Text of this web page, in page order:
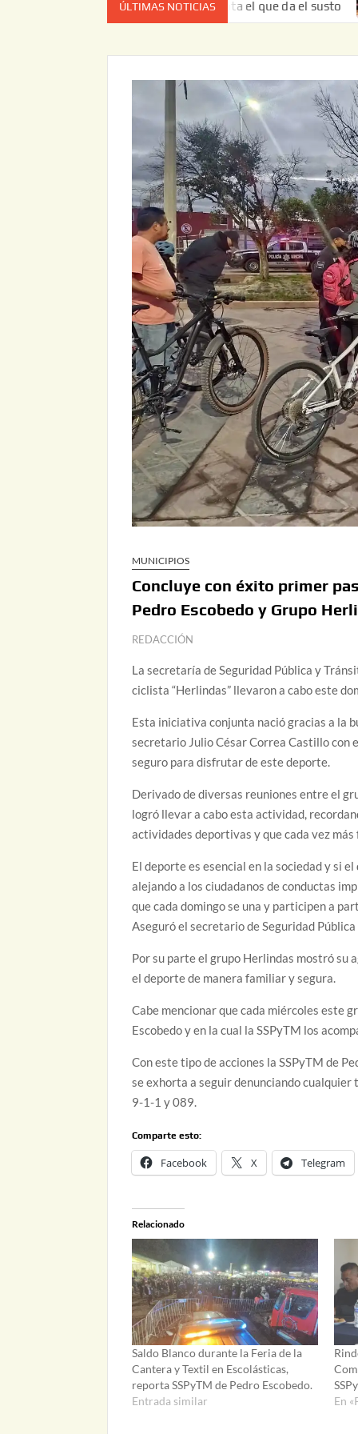
ÚLTIMAS NOTICIAS
no es el estado de cuenta el que da el susto
MUNICIPIOS
Concluye con éxito primer
Pedro Escobedo y Grupo
REDACCIÓN
La secretaría de Seguridad Pública y
ciclista “Herlindas” llevaron a cabo este
Esta iniciativa conjunta nació gracias a la
secretario Julio César Correa Castillo con
seguro para disfrutar de este deporte.
Derivado de diversas reuniones entre el
logró llevar a cabo esta actividad,
actividades deportivas y que cada vez
El deporte es esencial en la sociedad y si
alejando a los ciudadanos de conductas
que cada domingo se una y participen a
Aseguró el secretario de Seguridad
Por su parte el grupo Herlindas mostró su
el deporte de manera familiar y segura.
Cabe mencionar que cada miércoles este
Escobedo y en la cual la SSPyTM los
Con este tipo de acciones la SSPyTM de
se exhorta a seguir denunciando
9-1-1 y 089.
Comparte esto:
Facebook X Telegram
Relacionado
Saldo Blanco durante la Feria de la
Cantera y Textil en Escolásticas,
reporta SSPyTM de Pedro Escobedo.
Entrada similar
En